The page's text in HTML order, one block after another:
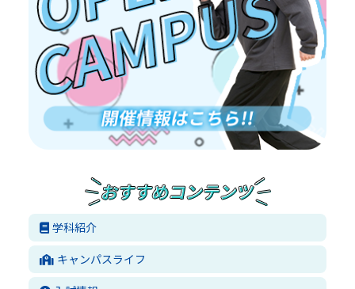
学科紹介
キャンパスライフ